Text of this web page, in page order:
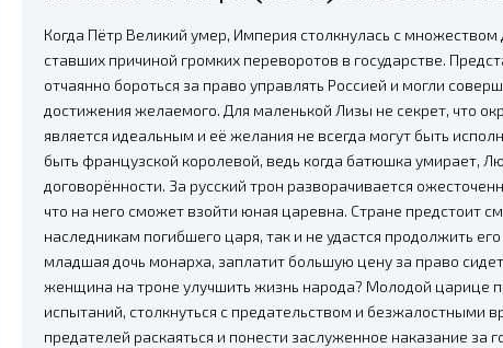
Когда Пётр Великий умер, Империя столкнулась с
ставших причиной громких переворотов в государстве.
отчаянно бороться за право управлять Россией и могли
достижения желаемого. Для маленькой Лизы не секрет, что
является идеальным и её желания не всегда могут быть
быть французской королевой, ведь когда батюшка умирает,
договорённости. За русский трон разворачивается
что на него сможет взойти юная царевна. Стране предстоит
наследникам погибшего царя, так и не удастся продолжить
младшая дочь монарха, заплатит большую цену за право
женщина на троне улучшить жизнь народа? Молодой царице
испытаний, столкнуться с предательством и безжалостными
предателей раскаяться и понести заслуженное наказание за